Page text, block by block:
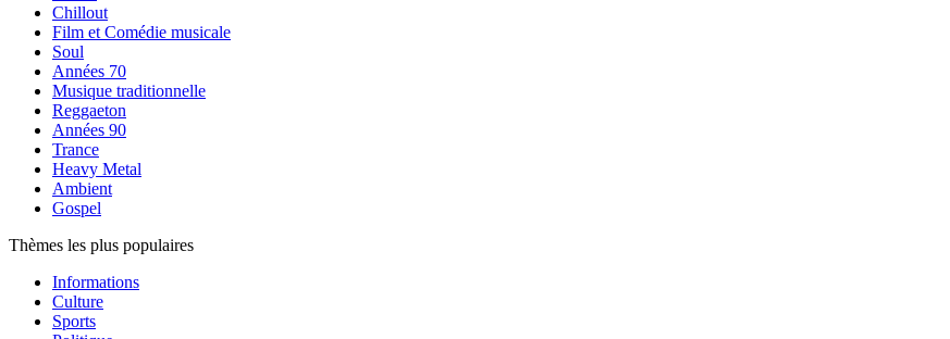
Chillout
Film et Comédie musicale
Soul
Années 70
Musique traditionnelle
Reggaeton
Années 90
Trance
Heavy Metal
Ambient
Gospel
Thèmes les plus populaires
Informations
Culture
Sports